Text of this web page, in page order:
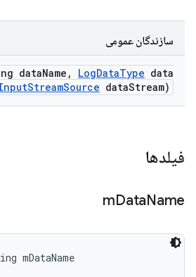
سازندگان عمومی
dataName , LogDataType data
StreamSource dataStream)
فیلدها
mDataName
mDataName